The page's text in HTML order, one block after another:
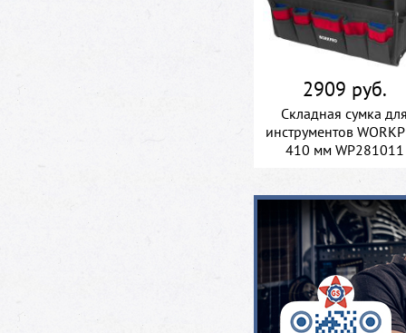
2909 руб.
Складная сумка
инструментов
410 мм WP281011